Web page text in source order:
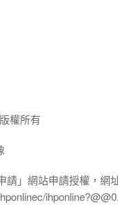
權所有
」網站申請授權，網